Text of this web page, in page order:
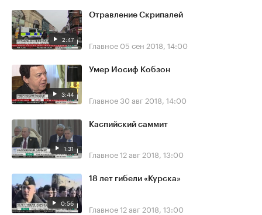
2:47
Отравление Скрипалей
Главное 05 сен 2018, 14:00
3:44
Умер Иосиф Кобзон
Главное30 авг 2018, 14:00
1:31
Каспийский саммит
Главное12 авг 2018, 13:00
0:56
18 лет гибели «Курска»
Главное12 авг 2018, 13:00